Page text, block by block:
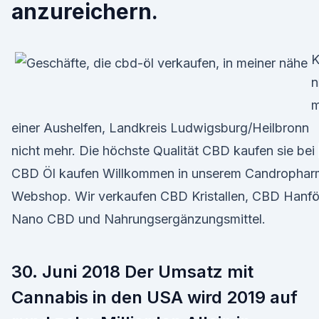
anzureichern.
einer Aushelfen, Landkreis Ludwigsburg/Heilbronn
nicht mehr. Die höchste Qualität CBD kaufen sie bei |
CBD Öl kaufen Willkommen in unserem
Webshop. Wir verkaufen CBD Kristallen, CBD
Nano CBD und Nahrungsergänzungsmittel.
30. Juni 2018 Der Umsatz mit
Cannabis in den USA wird 2019 auf